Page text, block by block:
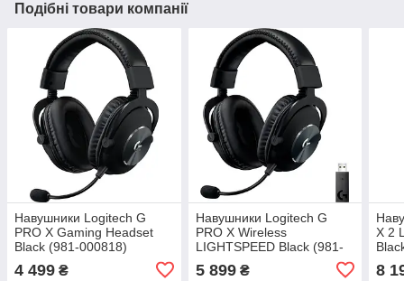
Подібні товари компанії
Навушники Logitech G
PRO X Gaming Headset
Black (981-000818)
4 499 ₴
Навушники Logitech G
PRO X Wireless
LIGHTSPEED Black (981-
5 899₴
X 2
8